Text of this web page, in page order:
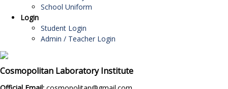
School Uniform
Login
Student Login
Admin / Teacher Login
Cosmopolitan Laboratory Institute